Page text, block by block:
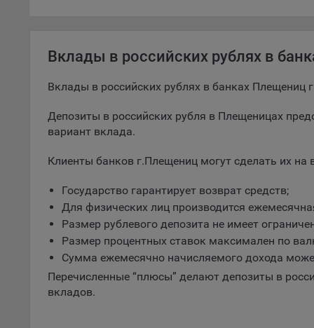
При
Вклады в российских рублях в
Вклады в российских рублях в банках Плещениц
Депозиты в российских рубля в Плещеницах
вариант вклада.
Клиенты банков г.Плещениц могут сделать их на
Государство гарантирует возврат средств;
Для физических лиц производится
Размер рублевого депозита не имеет
Размер процентных ставок максимален по
Сумма ежемесячно начисляемого дохода
Перечисленные “плюсы” делают депозиты в
вкладов.